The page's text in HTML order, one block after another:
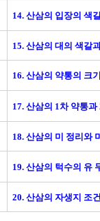
14. 산삼의 입장의 색
15. 산삼의 대의 색갈
16. 산삼의 약통의 크
17. 산삼의 1차 약통
18. 산삼의 미 정리와
19. 산삼의 턱수의 유
20. 산삼의 자생지 조